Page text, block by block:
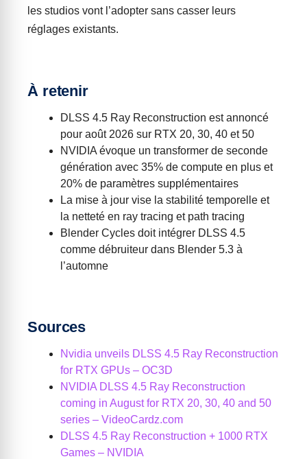
les studios vont l’adopter sans casser leurs
réglages existants.
À retenir
DLSS 4.5 Ray Reconstruction est annoncé
pour août 2026 sur RTX 20, 30, 40 et 50
NVIDIA évoque un transformer de seconde
génération avec 35% de compute en plus et
20% de paramètres supplémentaires
La mise à jour vise la stabilité temporelle et
la netteté en ray tracing et path tracing
Blender Cycles doit intégrer DLSS 4.5
comme débruiteur dans Blender 5.3 à
l’automne
Sources
Nvidia unveils DLSS 4.5 Ray Reconstruction
for RTX GPUs – OC3D
NVIDIA DLSS 4.5 Ray Reconstruction
coming in August for RTX 20, 30, 40 and 50
series – VideoCardz.com
DLSS 4.5 Ray Reconstruction + 1000 RTX
Games – NVIDIA